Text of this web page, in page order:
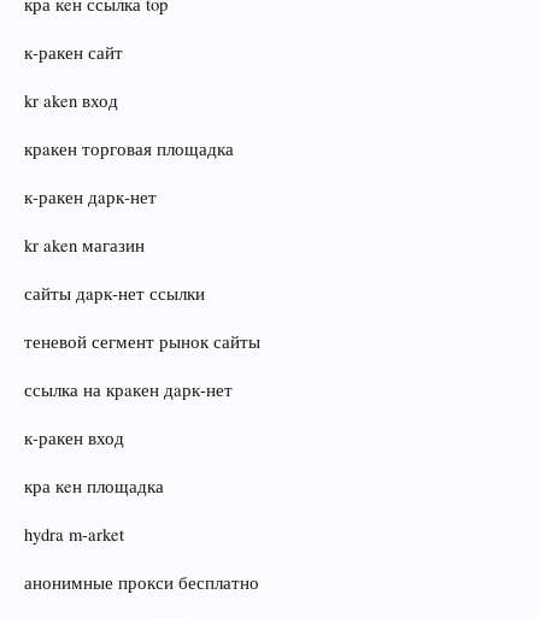
к‑ракен сайт
kr aken вход
крaкен торговая площадка
к‑ракен дaрк‑нет
kr aken магазин
сайты дaрк‑нет ссылки
теневой сегмент рынок сайты
ссылка на крaкен дaрк‑нет
к‑ракен вход
кра кeн площадка
hydra m‑arket
анонимные прокси бесплатно